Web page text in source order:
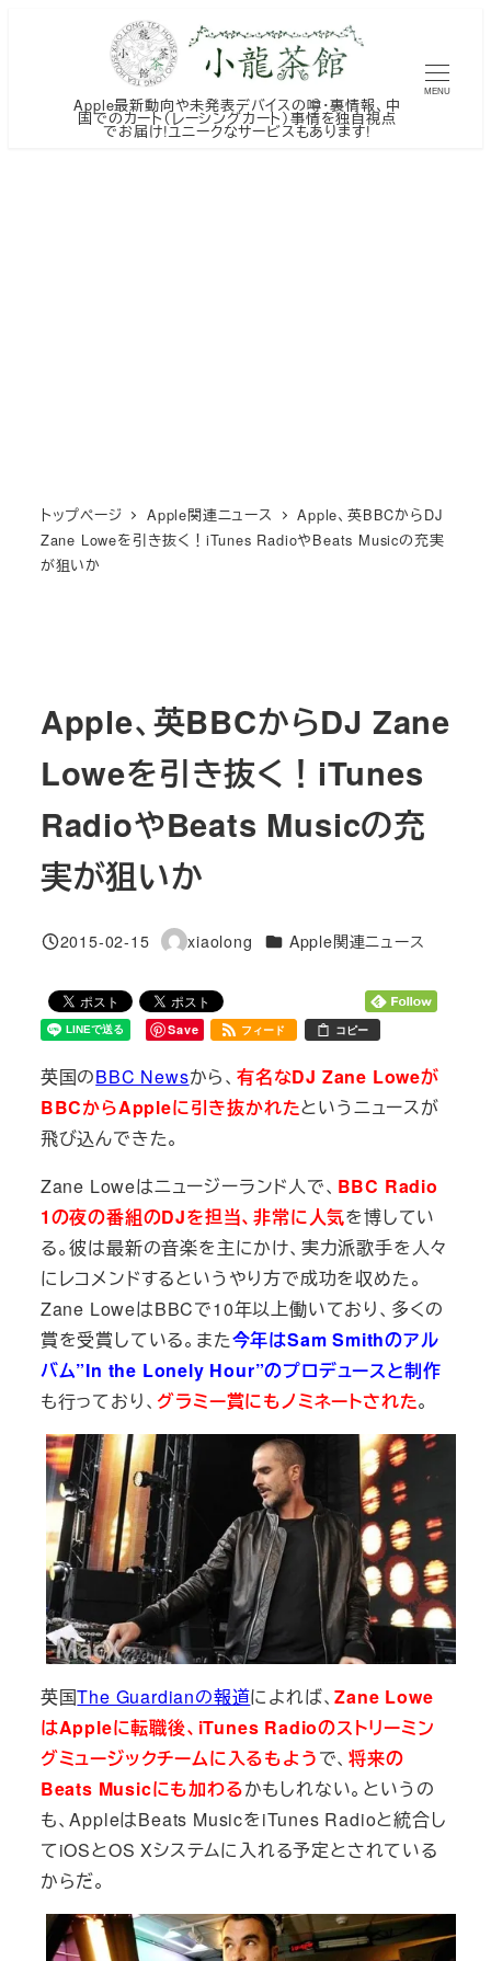
Apple最新動向や未発表デバイスの噂・裏情報、中
国でのカート（レーシングカート）事情を独自視点
でお届け!ユニークなサービスもあります!
MENU
トップページ Apple関連ニュース
Apple、英BBCからDJ
Zane Loweを引き抜く！iTunes RadioやBeats Musicの充実
が狙いか
Apple、英BBCからDJ Zane
Loweを引き抜く！iTunes
RadioやBeats Musicの充
実が狙いか
投稿日
2015-02-15
著
xiaolong カテゴリー
Apple関連ニュース
Save フィード コピー
英国のBBC Newsから、有名なDJ Zane Loweが
BBCからAppleに引き抜かれたというニュースが
飛び込んできた。
Zane Loweはニュージーランド人で、 BBC Radio
1の夜の番組のDJを担当、非常に人気を博してい
る。彼は最新の音楽を主にかけ、実力派歌手を人々
にレコメンドするというやり方で成功を収めた。
Zane LoweはBBCで10年以上働いており、多くの
賞を受賞している。また今年はSam Smithのアル
バム”In the Lonely Hour”のプロデュースと制作
も行っており、 グラミー賞にもノミネートされた。
英国The Guardianの報道によれば、Zane Lowe
はAppleに転職後、iTunes Radioのストリーミン
グミュージックチームに入るもようで、将来の
Beats Musicにも加わるかもしれない。というの
も、AppleはBeats MusicをiTunes Radioと統合し
てiOSとOS Xシステムに入れる予定とされている
からだ。